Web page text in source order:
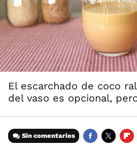
El escarchado de coco
del vaso es opcional,
Sin comentarios